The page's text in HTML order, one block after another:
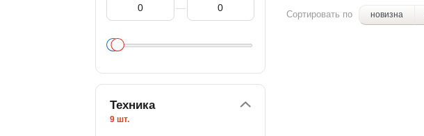
—
Техника
9 шт.
Сортировать по новизна